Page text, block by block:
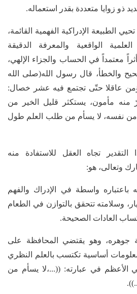
ذو زوايا متعددة بقدر استعماله.
الطبيعة الإدراكية الفهمية القائمة،
الواقعية والمعرفة الدقيقة
معتمداً في الحساب والجزاء الإلهي،
والخطأ، قال رسول الله(صلى الله
عاقلا حتّى تجتمع فيه عشر خصال:
منه مأمون، يستكثر قليل الخير من
من نفسه، لا يسأم من طلب العلم طول
تجاه العقل للاستفادة منه
وتعالى، هو:
باعتباره واسطة في الإدراك والفهم
وسلامته تتحقق بالتوازن في الطعام
العادات الصحيحة.
جوهره، وهو يقتضي المحافظة على
أساسية تكتسب بالعلم النظري
الأعظم في عبارته: ((...،لا يسأم من